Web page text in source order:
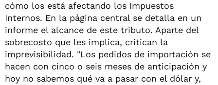
cómo los está afectando los Impuestos
Internos. En la página central se detalla en un
informe el alcance de este tributo. Aparte del
sobrecosto que les implica, critican la
imprevisibilidad. "Los pedidos de importación se
hacen con cinco o seis meses de anticipación y
hoy no sabemos qué va a pasar con el dólar y,